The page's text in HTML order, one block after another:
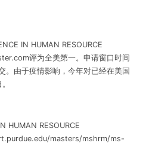
IN HUMAN RESOURCE
评为全美第一。申请窗口时间
。由于疫情影响，今年对已经在美国
HUMAN RESOURCE
masters/mshrm/ms-